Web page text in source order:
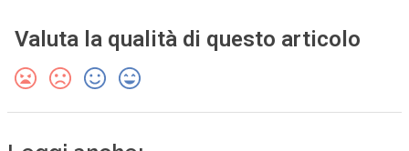
Valuta la qualità di questo articolo